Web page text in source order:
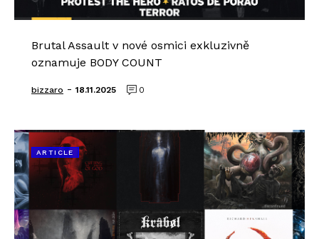
Brutal Assault v nové osmici exkluzivně
oznamuje BODY COUNT
bizzaro - 18.11.2025 0
ARTICLE